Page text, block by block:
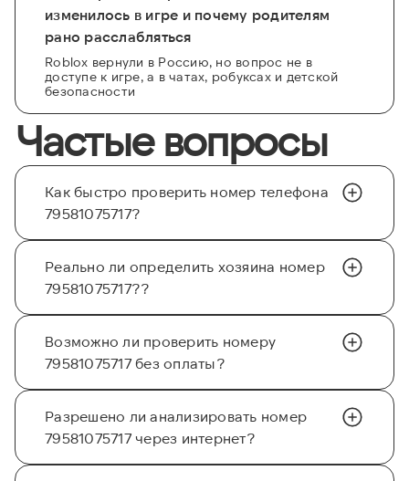
изменилось в игре и почему родителям
рано расслабляться
Roblox вернули в Россию, но вопрос не в
доступе к игре, а в чатах, робуксах и детской
безопасности
Частые вопросы
Как быстро проверить номер телефона
79581075717?
Реально ли определить хозяина номер
79581075717??
Возможно ли проверить номеру
79581075717 без оплаты?
Разрешено ли анализировать номер
79581075717 через интернет?